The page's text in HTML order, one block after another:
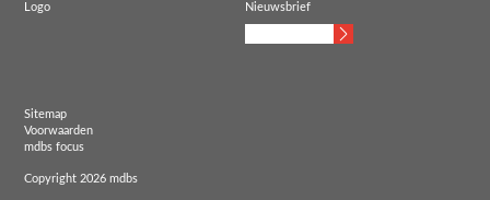
Logo Nieuwsbrief
Sitemap
Voorwaarden
mdbs focus
Copyright 2026 mdbs